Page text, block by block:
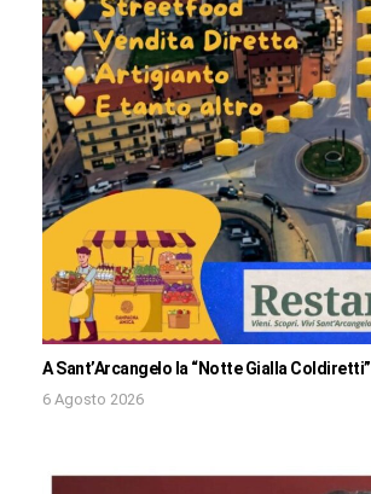
A Sant’Arcangelo la “Notte Gialla Coldiretti”
6 Agosto 2026